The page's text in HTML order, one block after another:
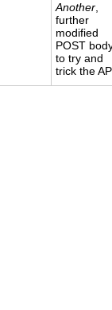
Another
further
modified
POST
to try and
trick the